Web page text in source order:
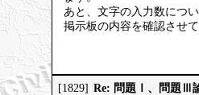
あと、文字の入力数につ
掲示板の内容を確認させ
[1829] Re: 問題Ⅰ、問題Ⅲ